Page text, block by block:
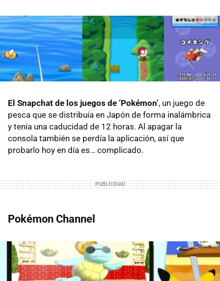
El Snapchat de los juegos de ‘Pokémon’, un juego de
pesca que se distribuía en Japón de forma inalámbrica
y tenía una caducidad de 12 horas. Al apagar la
consola también se perdía la aplicación, así que
probarlo hoy en día es… complicado.
Pokémon Channel